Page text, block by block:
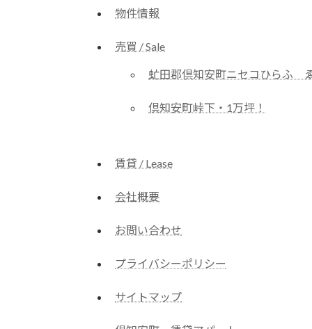
物件情報
売買 / Sale
虻田郡倶知安町ニセコひらふ
倶知安町峠下・1万坪！
賃貸 / Lease
会社概要
お問い合わせ
プライバシーポリシー
サイトマップ